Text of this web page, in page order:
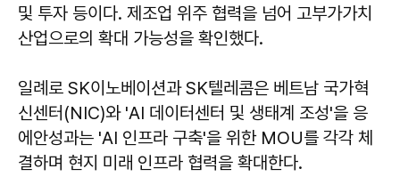
및 투자 등이다. 제조업 위주 협력을 넘어 고부가가치
산업으로의 확대 가능성을 확인했다.
일례로 SK이노베이션과 SK텔레콤은 베트남 국가혁
신센터(NIC)와 'AI 데이터센터 및 생태계 조성'을 응
에안성과는 'AI 인프라 구축'을 위한 MOU를 각각 체
결하며 현지 미래 인프라 협력을 확대한다.